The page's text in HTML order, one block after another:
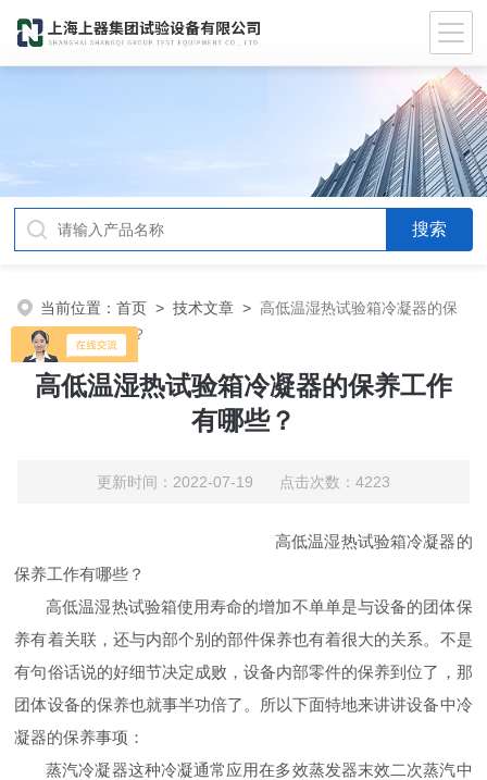
当前位置：首页 >技术文章 > 高低温湿热试验箱冷凝器的保
养工作有哪些？
高低温湿热试验箱冷凝器的保养工作
有哪些？
更新时间：2022-07-19 点击次数：4223
高低温湿热试验箱冷凝器的
保养工作有哪些？
高低温湿热试验箱使用寿命的增加不单单是与设备的团体保
养有着关联，还与内部个别的部件保养也有着很大的关系。不是
有句俗话说的好细节决定成败，设备内部零件的保养到位了，那
团体设备的保养也就事半功倍了。所以下面特地来讲讲设备中冷
凝器的保养事项：
蒸汽冷凝器这种冷凝通常应用在多效蒸发器末效二次蒸汽中